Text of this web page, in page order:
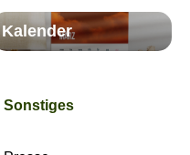
Kalender
Sonstiges